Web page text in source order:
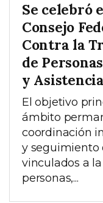
Se celebró
Consejo
Contra la
de
y
El objetivo
ámbito
coordinación
y seguimiento
vinculados a
personas,...